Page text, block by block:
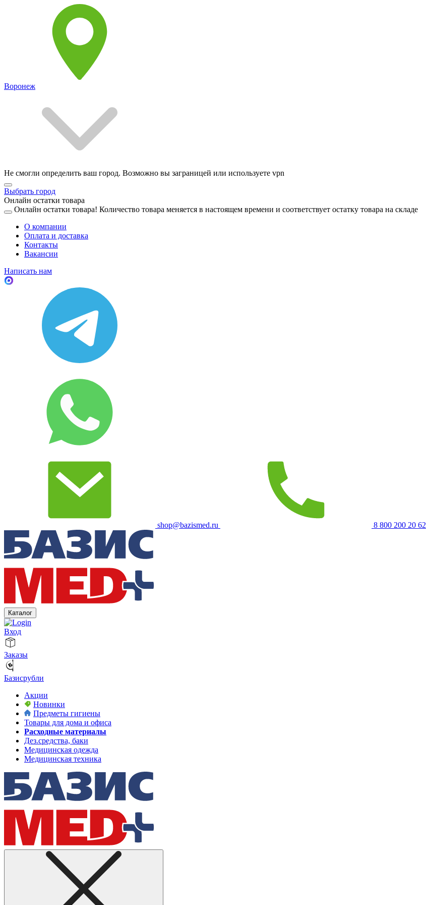
Воронеж
Не смогли определить ваш город. Возможно вы заграницей или используете vpn
Выбрать город
Онлайн остатки товара
Онлайн остатки товара! Количество товара меняется в настоящем времени и соответствует остатку товара на складе
О компании
Оплата и доставка
Контакты
Вакансии
Написать нам
shop@bazismed.ru 8 800 200 20 62
Каталог
Вход
Заказы
Базисрубли
Акции
Новинки
Предметы гигиены
Товары для дома и офиса
Расходные материалы
Дез.средства, баки
Медицинская одежда
Медицинская техника